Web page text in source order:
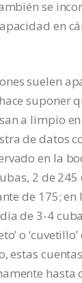
se
en
suelen
suponer
a limpio
de datos
en la
2 de 245
de 175; en
de 3-4
o
estas
hasta